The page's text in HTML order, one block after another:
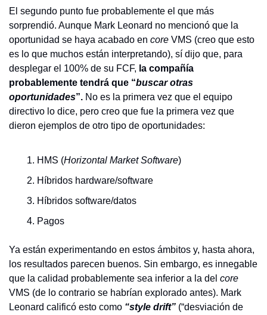
El segundo punto fue probablemente el que más
sorprendió. Aunque Mark Leonard no mencionó que la
oportunidad se haya acabado en core VMS (creo que esto
es lo que muchos están interpretando), sí dijo que, para
desplegar el 100% de su FCF, la compañía
probablemente tendrá que “buscar otras
oportunidades”. No es la primera vez que el equipo
directivo lo dice, pero creo que fue la primera vez que
dieron ejemplos de otro tipo de oportunidades:
HMS (Horizontal Market Software)
Híbridos hardware/software
Híbridos software/datos
Pagos
Ya están experimentando en estos ámbitos y, hasta ahora,
los resultados parecen buenos. Sin embargo, es innegable
que la calidad probablemente sea inferior a la del core
VMS (de lo contrario se habrían explorado antes). Mark
Leonard calificó esto como “style drift” (“desviación de